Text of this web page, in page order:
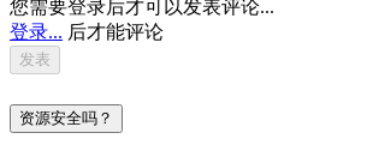
您需要登录后才可以发表评论...
登录... 后才能评论
资源安全吗？